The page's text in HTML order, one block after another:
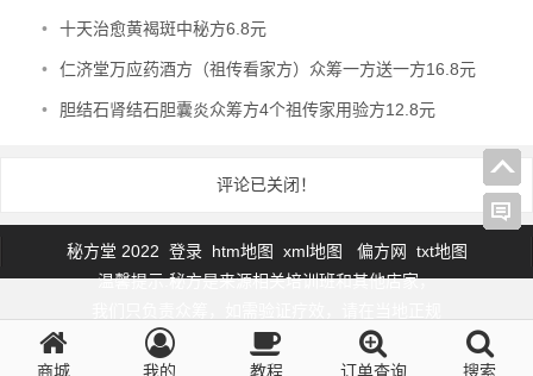
• 十天治愈黄褐斑中秘方6.8元
• 仁济堂万应药酒方（祖传看家方）众筹一方送一方16.8元
• 胆结石肾结石胆囊炎众筹方4个祖传家用验方12.8元
评论已关闭！
秘方堂 2022 登录 htm地图 xml地图 偏方网
txt地图
温馨提示:秘方是来源相关培训班和其他店家，
医师指导下使用，内部秘方，严禁外传。
如侵权你的权益请联系我们删除
商城 我的 教程 订单查询 搜索